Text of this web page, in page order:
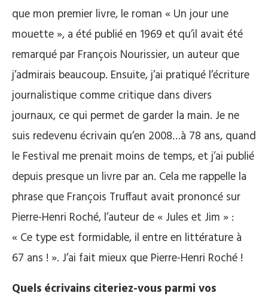
que mon premier livre, le roman « Un jour une
mouette », a été publié en 1969 et qu’il avait été
remarqué par François Nourissier, un auteur que
j’admirais beaucoup. Ensuite, j’ai pratiqué l’écriture
journalistique comme critique dans divers
journaux, ce qui permet de garder la main. Je ne
suis redevenu écrivain qu’en 2008…à 78 ans, quand
le Festival me prenait moins de temps, et j’ai publié
depuis presque un livre par an. Cela me rappelle la
phrase que François Truffaut avait prononcé sur
Pierre-Henri Roché, l’auteur de « Jules et Jim » :
« Ce type est formidable, il entre en littérature à
67 ans ! ». J’ai fait mieux que Pierre-Henri Roché !
Quels écrivains citeriez-vous parmi vos